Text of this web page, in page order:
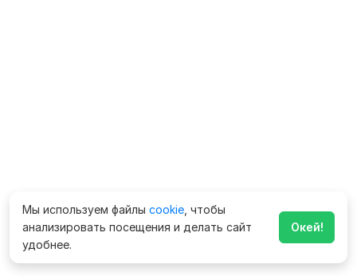
Мы используем файлы cookie , чтобы
анализировать посещения и делать сайт
удобнее.
Окей!